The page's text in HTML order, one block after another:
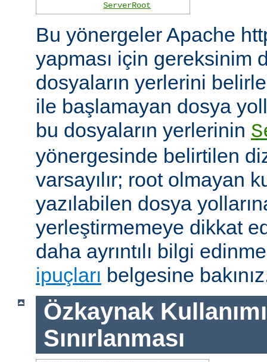
ServerRoot
Bu yönergeler Apache
yapması için gereksinim
dosyaların yerlerini
ile başlamayan dosya
bu dosyaların yerlerinin
yönergesinde belirtilen
varsayılır; root olmayan
yazılabilen dosya
yerleştirmemeye dikkat
daha ayrıntılı bilgi
ipuçları belgesine
Özkaynak
Sınırlanması